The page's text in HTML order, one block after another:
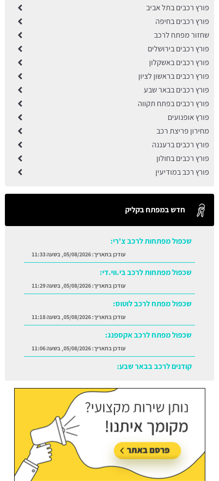
פורץ רכבים בתל אביב
פורץ רכבים בחיפה
שחזור מפתח לרכב
פורץ רכבים בירושלים
פורץ רכבים באשקלון
פורץ רכבים בראשון לציון
פורץ רכבים בבאר שבע
פורץ רכבים בפתח תקווה
פורץ אופנועים
מחירון פריצת רכב
פורץ רכבים ברעננה
פורץ רכבים בחולון
פורץ רכב במודיעין
חדש במפתח בקליק
שכפול מפתחות לרכב צ'רי:
עודכן בתאריך:05/08/2026, בשעה 11:33
שכפול מפתחות לרכב בי.ווי.די:
עודכן בתאריך:05/08/2026, בשעה 11:29
שכפול מפתח לרכב לוטוס:
עודכן בתאריך:05/08/2026, בשעה 11:18
שכפול מפתח לרכב אקספנג:
עודכן בתאריך:05/08/2026, בשעה 11:06
קודנים לרכב בבאר שבע: